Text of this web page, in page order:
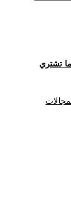
تشتري